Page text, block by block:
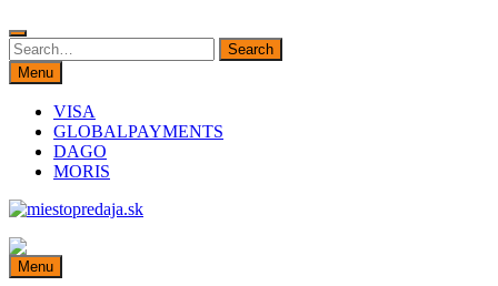
Search
for:
Search
Menu
VISA
GLOBALPAYMENTS
DAGO
MORIS
miestopredaja.sk
Miesto predaja
Menu